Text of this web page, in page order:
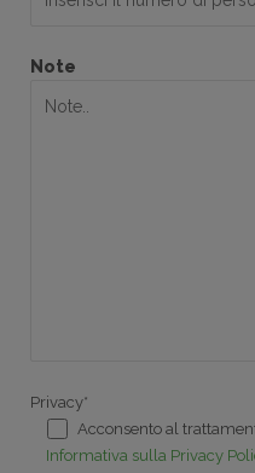
Note
Privacy*
Acconsento al
Informativa sulla Privacy